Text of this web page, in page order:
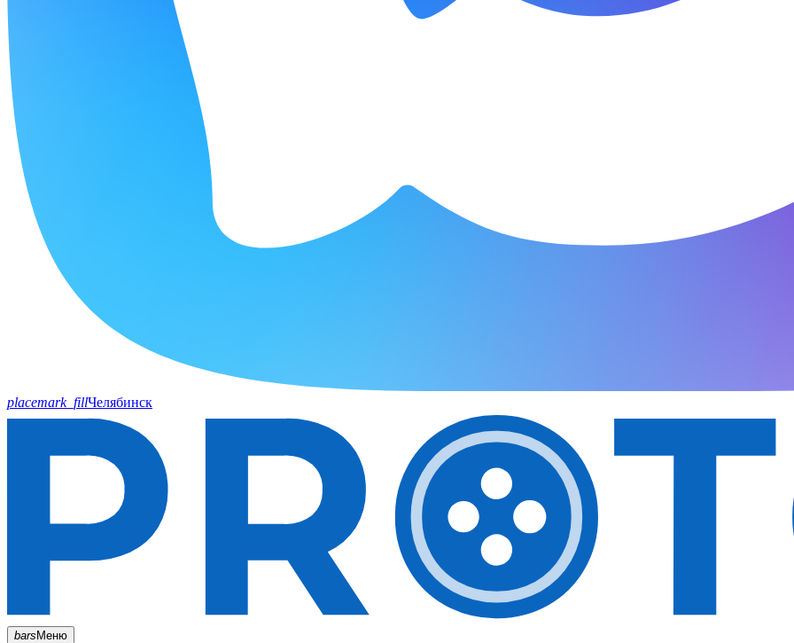
placemark_fillЧелябинск
barsМеню